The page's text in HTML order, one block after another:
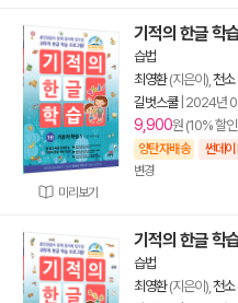
미리보기
기적의 한글 학
습법
최영환(지은이), 천소
길벗스쿨| 2024년
9,900원 (10% 할
양탄자배송 썬데
변경
기적의 한글 학
습법
최영환(지은이), 천소